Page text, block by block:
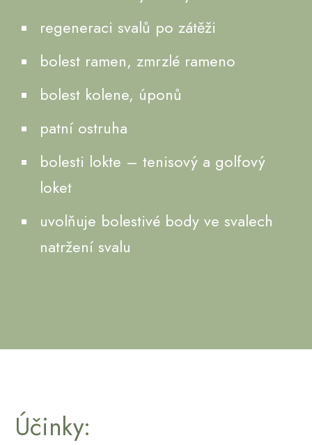
regeneraci svalů po zátěži
bolest ramen, zmrzlé rameno
bolest kolene, úponů
patní ostruha
bolesti lokte – tenisový a golfový
loket
uvolňuje bolestivé body ve svalech
natržení svalu
Účinky: